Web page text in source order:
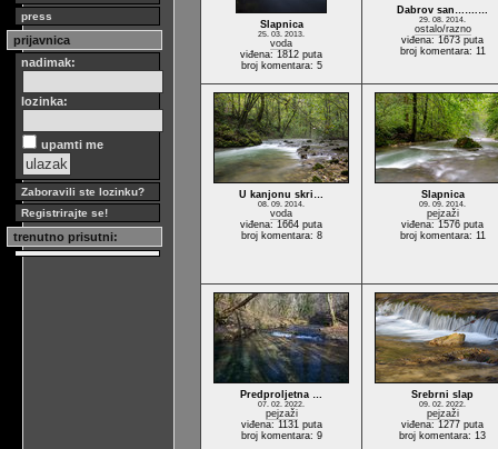
press
prijavnica
nadimak:
lozinka:
upamti me
Zaboravili ste lozinku?
Registrirajte se!
trenutno prisutni:
Slapnica
25. 03. 2013.
voda
viđena: 1812 puta
broj komentara: 5
Dabrov san…….…
29. 08. 2014.
ostalo/razno
viđena: 1673 puta
broj komentara: 11
U kanjonu skri…
08. 09. 2014.
voda
viđena: 1664 puta
broj komentara: 8
Slapnica
09. 09. 2014.
pejzaži
viđena: 1576 puta
broj komentara: 11
Predproljetna …
07. 02. 2022.
pejzaži
viđena: 1131 puta
broj komentara: 9
Srebrni slap
09. 02. 2022.
pejzaži
viđena: 1277 puta
broj komentara: 13